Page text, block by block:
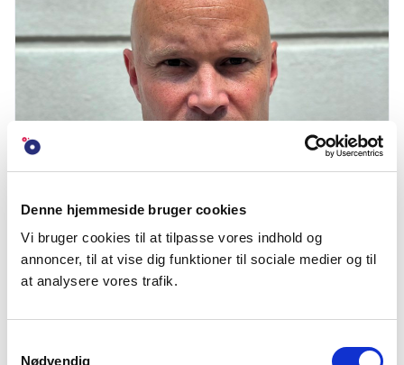
Denne hjemmeside bruger cookies
Vi bruger cookies til at tilpasse vores indhold og
annoncer, til at vise dig funktioner til sociale medier og til
at analysere vores trafik.
Nødvendig
Valgperiode 2025-2027 - Generalsekretær i Foreningen NORDEN -
christian.lagoni@foreningen-norden.dk>